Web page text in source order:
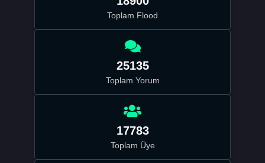
Toplam Flood
25135
Toplam Yorum
17783
Toplam Üye